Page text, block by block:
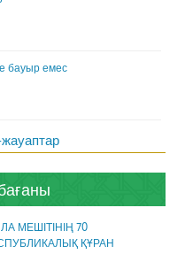
бауыр емес
МЕШІТІНІҢ 70
ҚҰРАН